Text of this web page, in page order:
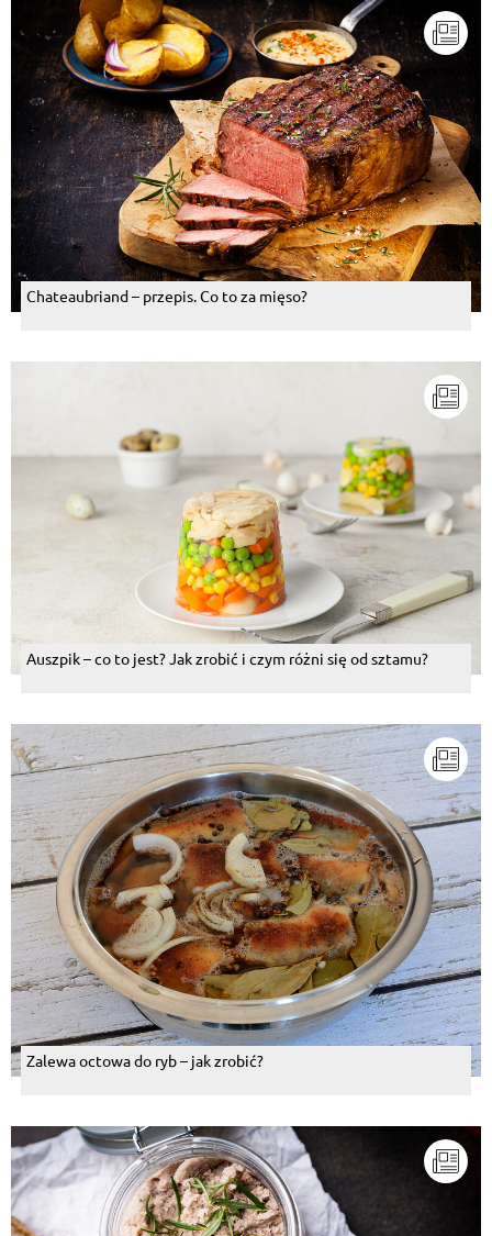
Chateaubriand – przepis. Co to za mięso?
Auszpik – co to jest? Jak zrobić i czym różni się od sztamu?
Zalewa octowa do ryb – jak zrobić?